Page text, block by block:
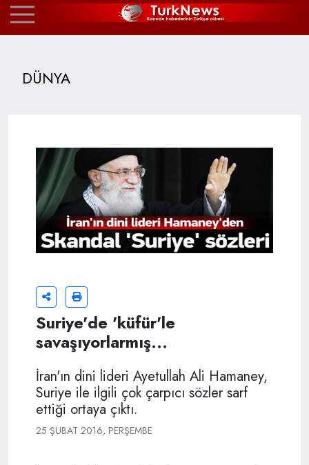
DÜNYA
Suriye'de 'küfür'le
savaşıyorlarmış...
İran'ın dini lideri Ayetullah Ali Hamaney,
Suriye ile ilgili çok çarpıcı sözler sarf
ettiği ortaya çıktı.
25 ŞUBAT 2016, PERŞEMBE